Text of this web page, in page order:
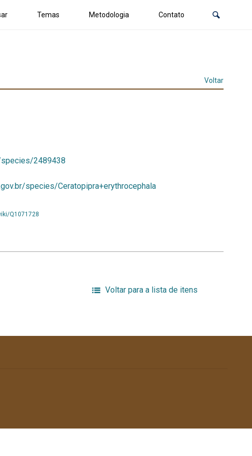
Temas Metodologia Contato
Voltar
2489438
species/Ceratopipra+erythrocephala
Q1071728
Voltar para a lista de itens